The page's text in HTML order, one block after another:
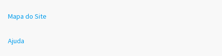
Mapa do Site
Ajuda